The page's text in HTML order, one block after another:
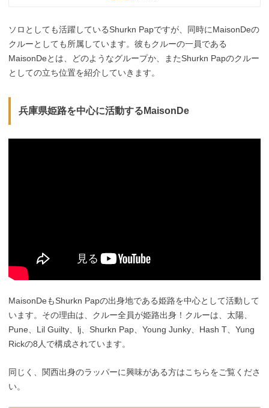
ソロとしても活躍しているShurkn Papですが、同時にMaisonDeの
クルーとしても所属しています。彼もクルーの一員である
MaisonDeとは、どのようなグループか、またShurkn Papのクルー
としての立ち位置を紹介していきます。
兵庫県姫路を中心に活動するMaisonDe
MaisonDeもShurkn Papの出身地である姫路を中心として活動して
います。その理由は、クルー全員が姫路出身！クルーは、太陽、
Pune、Lil Guilty、lj、Shurkn Pap、Young Junky、Hash T、Yung
Rickの8人で構成されています。
同じく、関西出身のラッパーに興味がある方はこちらをご覧くださ
い。